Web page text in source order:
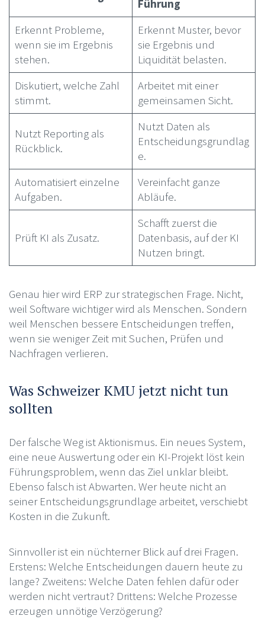
Führung
Erkennt Probleme,
wenn sie im Ergebnis
stehen.
Erkennt Muster, bevor
sie Ergebnis und
Liquidität belasten.
Diskutiert, welche Zahl
stimmt.
Arbeitet mit einer
gemeinsamen Sicht.
Nutzt Reporting als
Rückblick.
Nutzt Daten als
Entscheidungsgrundlag
e.
Automatisiert einzelne
Aufgaben.
Vereinfacht ganze
Abläufe.
Prüft KI als Zusatz.
Schafft zuerst die
Datenbasis, auf der KI
Nutzen bringt.
Genau hier wird ERP zur strategischen Frage. Nicht,
weil Software wichtiger wird als Menschen. Sondern
weil Menschen bessere Entscheidungen treffen,
wenn sie weniger Zeit mit Suchen, Prüfen und
Nachfragen verlieren.
Was Schweizer KMU jetzt nicht tun
sollten
Der falsche Weg ist Aktionismus. Ein neues System,
eine neue Auswertung oder ein KI-Projekt löst kein
Führungsproblem, wenn das Ziel unklar bleibt.
Ebenso falsch ist Abwarten. Wer heute nicht an
seiner Entscheidungsgrundlage arbeitet, verschiebt
Kosten in die Zukunft.
Sinnvoller ist ein nüchterner Blick auf drei Fragen.
Erstens: Welche Entscheidungen dauern heute zu
lange? Zweitens: Welche Daten fehlen dafür oder
werden nicht vertraut? Drittens: Welche Prozesse
erzeugen unnötige Verzögerung?